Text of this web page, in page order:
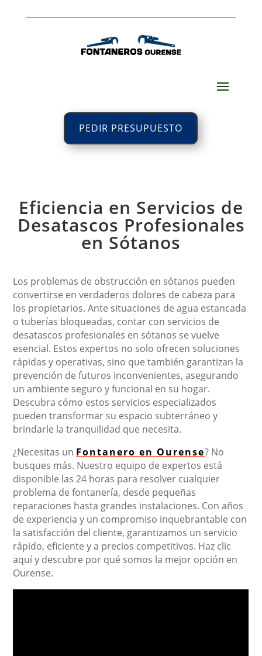
PEDIR PRESUPUESTO
Eficiencia en Servicios de
Desatascos Profesionales
en Sótanos
Los problemas de obstrucción en sótanos pueden
convertirse en verdaderos dolores de cabeza para
los propietarios. Ante situaciones de agua estancada
o tuberías bloqueadas, contar con servicios de
desatascos profesionales en sótanos se vuelve
esencial. Estos expertos no solo ofrecen soluciones
rápidas y operativas, sino que también garantizan la
prevención de futuros inconvenientes, asegurando
un ambiente seguro y funcional en su hogar.
Descubra cómo estos servicios especializados
pueden transformar su espacio subterráneo y
brindarle la tranquilidad que necesita.
¿Necesitas un Fontanero en Ourense? No
busques más. Nuestro equipo de expertos está
disponible las 24 horas para resolver cualquier
problema de fontanería, desde pequeñas
reparaciones hasta grandes instalaciones. Con años
de experiencia y un compromiso inquebrantable con
la satisfacción del cliente, garantizamos un servicio
rápido, eficiente y a precios competitivos. Haz clic
aquí y descubre por qué somos la mejor opción en
Ourense.